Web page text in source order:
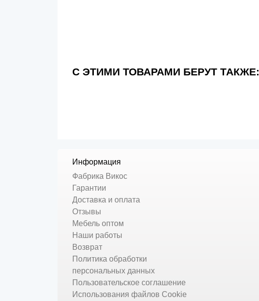
С ЭТИМИ ТОВАРАМИ БЕРУТ ТАКЖЕ:
Информация
Фабрика Викос
Гарантии
Доставка и оплата
Отзывы
Мебель оптом
Наши работы
Возврат
Политика обработки
персональных данных
Пользовательское соглашение
Использования файлов Cookie